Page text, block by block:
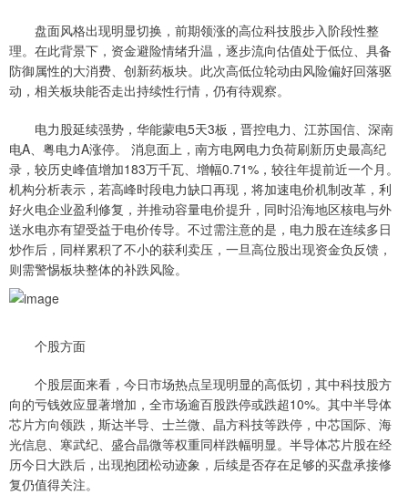
盘面风格出现明显切换，前期领涨的高位科技股步入阶段性整
理。在此背景下，资金避险情绪升温，逐步流向估值处于低位、具备
防御属性的大消费、创新药板块。此次高低位轮动由风险偏好回落驱
动，相关板块能否走出持续性行情，仍有待观察。
电力股延续强势，华能蒙电5天3板，晋控电力、江苏国信、深南
电A、粤电力A涨停。 消息面上，南方电网电力负荷刷新历史最高纪
录，较历史峰值增加183万千瓦、增幅0.71%，较往年提前近一个月。
机构分析表示，若高峰时段电力缺口再现，将加速电价机制改革，利
好火电企业盈利修复，并推动容量电价提升，同时沿海地区核电与外
送水电亦有望受益于电价传导。不过需注意的是，电力股在连续多日
炒作后，同样累积了不小的获利卖压，一旦高位股出现资金负反馈，
则需警惕板块整体的补跌风险。
个股方面
个股层面来看，今日市场热点呈现明显的高低切，其中科技股方
向的亏钱效应显著增加，全市场逾百股跌停或跌超10%。其中半导体
芯片方向领跌，斯达半导、士兰微、晶方科技等跌停，中芯国际、海
光信息、寒武纪、盛合晶微等权重同样跌幅明显。半导体芯片股在经
历今日大跌后，出现抱团松动迹象，后续是否存在足够的买盘承接修
复仍值得关注。